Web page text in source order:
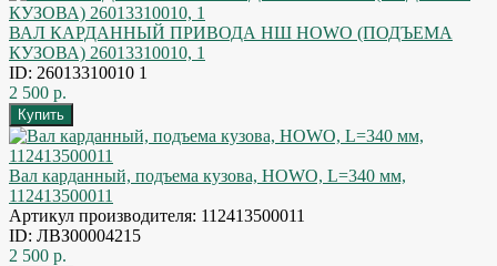
ВАЛ КАРДАННЫЙ ПРИВОДА НШ HOWO (ПОДЪЕМА
КУЗОВА) 26013310010, 1
ID: 26013310010 1
2 500 р.
Вал карданный, подъема кузова, HOWO, L=340 мм,
112413500011
Артикул производителя: 112413500011
ID: ЛВЗ00004215
2 500 р.